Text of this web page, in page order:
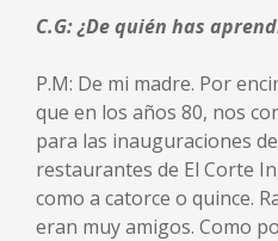
C.G: ¿De quién has
P.M: De mi madre. Por
que en los años 80, nos
para las inauguraciones
restaurantes de El Corte
como a catorce o quince.
eran muy amigos. Como